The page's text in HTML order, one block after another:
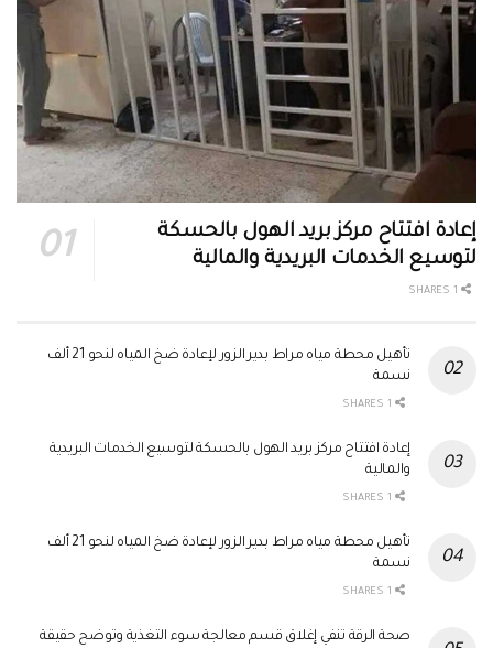
إعادة افتتاح مركز بريد الهول بالحسكة
لتوسيع الخدمات البريدية والمالية
تأهيل محطة مياه مراط بدير الزور لإعادة ضخ المياه لنحو 21 ألف
نسمة
إعادة افتتاح مركز بريد الهول بالحسكة لتوسيع الخدمات البريدية
والمالية
تأهيل محطة مياه مراط بدير الزور لإعادة ضخ المياه لنحو 21 ألف
نسمة
صحة الرقة تنفي إغلاق قسم معالجة سوء التغذية وتوضح حقيقة